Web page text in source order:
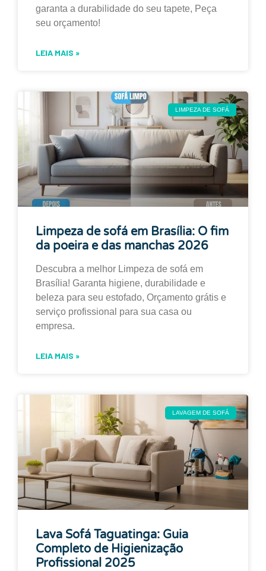
garanta a durabilidade do seu tapete, Peça
seu orçamento!
LEIA MAIS »
LIMPEZA DE SOFÁ
Limpeza de sofá em Brasília: O fim
da poeira e das manchas 2026
Descubra a melhor Limpeza de sofá em
Brasília! Garanta higiene, durabilidade e
beleza para seu estofado, Orçamento grátis e
serviço profissional para sua casa ou
empresa.
LEIA MAIS »
LAVAGEM DE SOFÁ
Lava Sofá Taguatinga: Guia
Completo de Higienização
Profissional 2025